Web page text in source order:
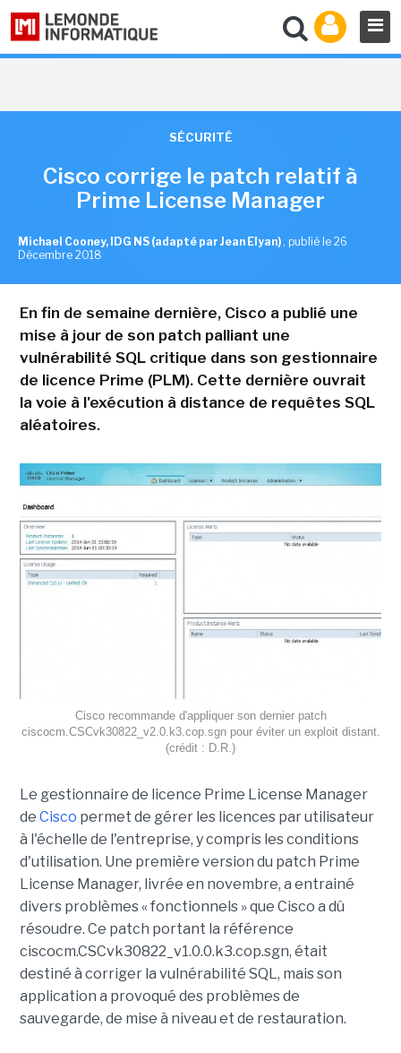
SÉCURITÉ
Cisco corrige le patch relatif à
Prime License Manager
Michael Cooney, IDG NS (adapté par Jean Elyan) , publié le 26
Décembre 2018
En fin de semaine dernière, Cisco a publié une
mise à jour de son patch palliant une
vulnérabilité SQL critique dans son gestionnaire
de licence Prime (PLM). Cette dernière ouvrait
la voie à l'exécution à distance de requêtes SQL
aléatoires.
Cisco recommande d'appliquer son dernier patch
ciscocm.CSCvk30822_v2.0.k3.cop.sgn pour éviter un exploit distant.
(crédit : D.R.)
Le gestionnaire de licence Prime License Manager
de Cisco permet de gérer les licences par utilisateur
à l'échelle de l'entreprise, y compris les conditions
d'utilisation. Une première version du patch Prime
License Manager, livrée en novembre, a entrainé
divers problèmes « fonctionnels » que Cisco a dû
résoudre. Ce patch portant la référence
ciscocm.CSCvk30822_v1.0.0.k3.cop.sgn, était
destiné à corriger la vulnérabilité SQL, mais son
application a provoqué des problèmes de
sauvegarde, de mise à niveau et de restauration.